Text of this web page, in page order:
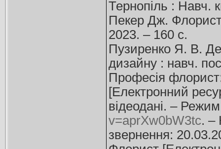
Тернопіль : Навч.
Пекер Дж.
2023. – 160 с.
Пузиренко Я. В.
дизайну : навч.
Професія флорист:
[Електронний
відеодані. –
v=aprXw0bW3tc. –
звернення: